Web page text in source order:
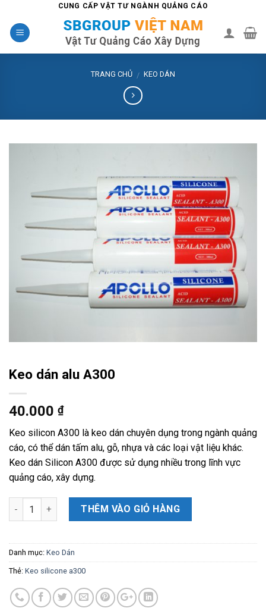
content
CUNG CẤP VẬT TƯ NGÀNH QUẢNG CÁO
TRANG CHỦ / KEO DÁN
Keo dán alu A300
40.000 ₫
Keo silicon A300 là keo dán chuyên dụng trong ngành quảng
cáo, có thể dán tấm alu, gỗ, nhựa và các loại vật liệu khác.
Keo dán Silicon A300 được sử dụng nhiều trong lĩnh vực
quảng cáo, xây dựng.
Số lượng THÊM VÀO GIỎ HÀNG
Danh mục: Keo Dán
Thẻ: Keo silicone a300